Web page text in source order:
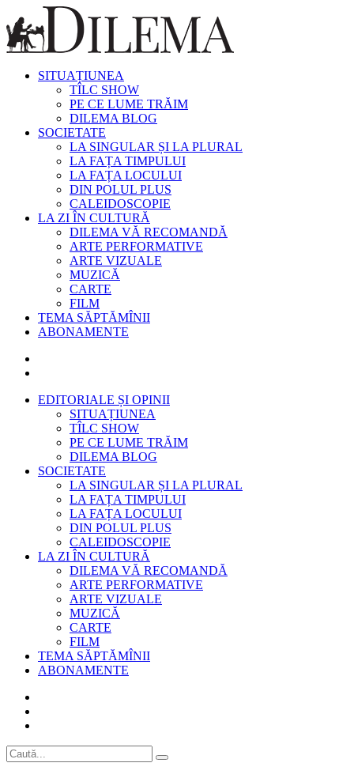
SITUAȚIUNEA
TÎLC SHOW
PE CE LUME TRĂIM
DILEMA BLOG
SOCIETATE
LA SINGULAR ȘI LA PLURAL
LA FAȚA TIMPULUI
LA FAȚA LOCULUI
DIN POLUL PLUS
CALEIDOSCOPIE
LA ZI ÎN CULTURĂ
DILEMA VĂ RECOMANDĂ
ARTE PERFORMATIVE
ARTE VIZUALE
MUZICĂ
CARTE
FILM
TEMA SĂPTĂMÎNII
ABONAMENTE
EDITORIALE ȘI OPINII
SITUAȚIUNEA
TÎLC SHOW
PE CE LUME TRĂIM
DILEMA BLOG
SOCIETATE
LA SINGULAR ȘI LA PLURAL
LA FAȚA TIMPULUI
LA FAȚA LOCULUI
DIN POLUL PLUS
CALEIDOSCOPIE
LA ZI ÎN CULTURĂ
DILEMA VĂ RECOMANDĂ
ARTE PERFORMATIVE
ARTE VIZUALE
MUZICĂ
CARTE
FILM
TEMA SĂPTĂMÎNII
ABONAMENTE